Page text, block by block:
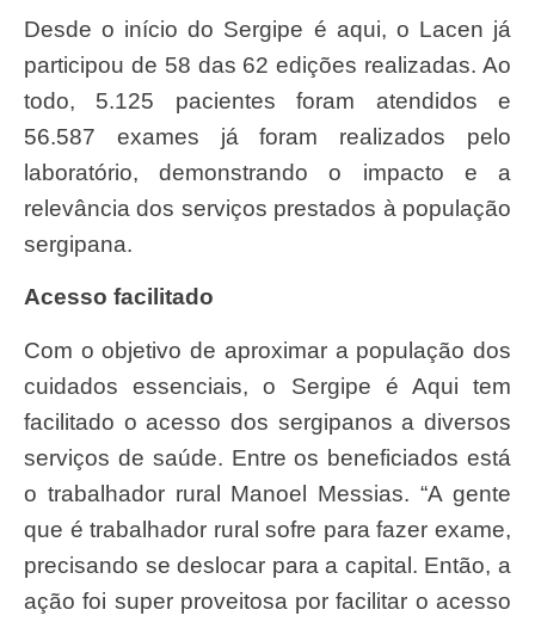
Desde o início do Sergipe é aqui, o Lacen já
participou de 58 das 62 edições realizadas. Ao
todo, 5.125 pacientes foram atendidos e
56.587 exames já foram realizados pelo
laboratório, demonstrando o impacto e a
relevância dos serviços prestados à população
sergipana.
Acesso facilitado
Com o objetivo de aproximar a população dos
cuidados essenciais, o Sergipe é Aqui tem
facilitado o acesso dos sergipanos a diversos
serviços de saúde. Entre os beneficiados está
o trabalhador rural Manoel Messias. “A gente
que é trabalhador rural sofre para fazer exame,
precisando se deslocar para a capital. Então, a
ação foi super proveitosa por facilitar o acesso